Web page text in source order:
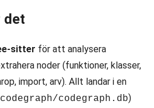
det
sitter för att analysera
noder (funktioner, klasser,
import, arv). Allt landar i en
codegraph.db)